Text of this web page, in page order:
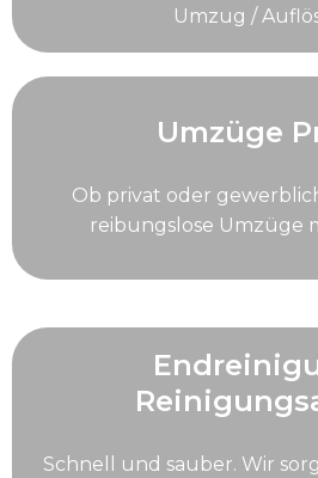
Umzug /
Umzüge
Ob privat oder
reibungslose Umzüge
Schnell und sauber. Wir